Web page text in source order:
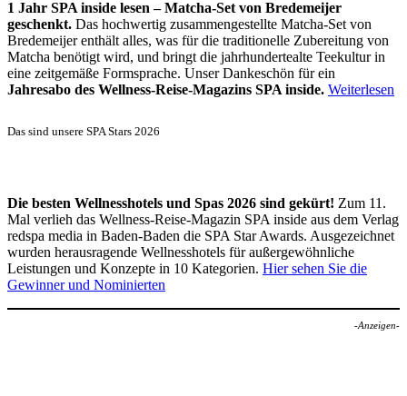
1 Jahr SPA inside lesen – Matcha-Set von Bredemeijer
geschenkt. Das hochwertig zusammengestellte Matcha-Set von
Bredemeijer enthält alles, was für die traditionelle Zubereitung von
Matcha benötigt wird, und bringt die jahrhundertealte Teekultur in
eine zeitgemäße Formsprache. Unser Dankeschön für ein
Jahresabo des Wellness-Reise-Magazins SPA inside. Weiterlesen
Das sind unsere SPA Stars 2026
Die besten Wellnesshotels und Spas 2026 sind gekürt! Zum 11.
Mal verlieh das Wellness-Reise-Magazin SPA inside aus dem Verlag
redspa media in Baden-Baden die SPA Star Awards. Ausgezeichnet
wurden herausragende Wellnesshotels für außergewöhnliche
Leistungen und Konzepte in 10 Kategorien. Hier sehen Sie die
Gewinner und Nominierten
-Anzeigen-